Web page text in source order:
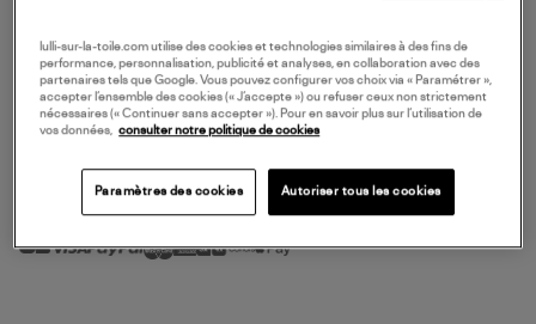
NOS SERVICES
SERVICE CLIENT
MODE DE PAIEMENT
lulli-sur-la-toile.com utilise des cookies et technologies similaires à des fins de
performance, personnalisation, publicité et analyses, en collaboration avec des
partenaires tels que Google. Vous pouvez configurer vos choix via « Paramétrer »,
accepter l’ensemble des cookies (« J’accepte ») ou refuser ceux non strictement
nécessaires (« Continuer sans accepter »). Pour en savoir plus sur l’utilisation de
vos données,
consulter notre politique de cookies
Paramètres des cookies Autoriser tous les cookies